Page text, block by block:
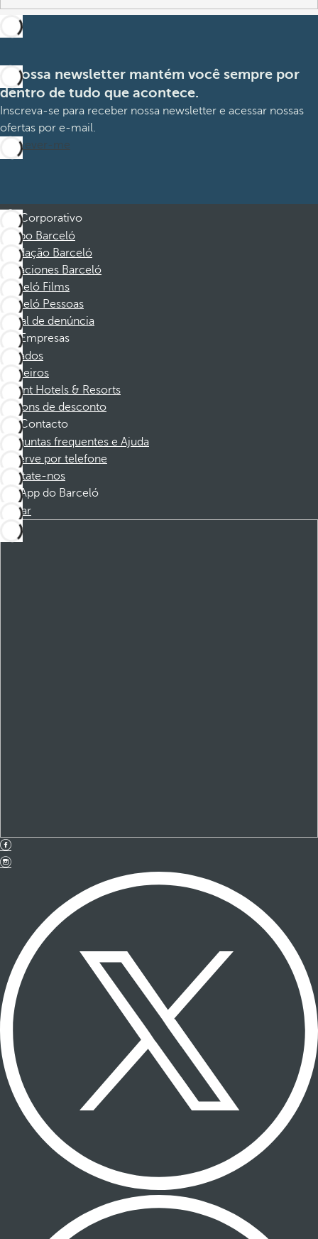
A nossa newsletter mantém você sempre por
dentro de tudo que acontece.
Inscreva-se para receber nossa newsletter e acessar nossas
ofertas por e-mail.
Inscrever-me
Corporativo
Grupo Barceló
Fundação Barceló
Vacaciones Barceló
Barceló Films
Barceló Pessoas
Canal de denúncia
Empresas
Afiliados
Parceiros
Dorint Hotels & Resorts
Cupons de desconto
Contacto
Perguntas frequentes e Ajuda
Reserve por telefone
Contate-nos
App do Barceló
Baixar